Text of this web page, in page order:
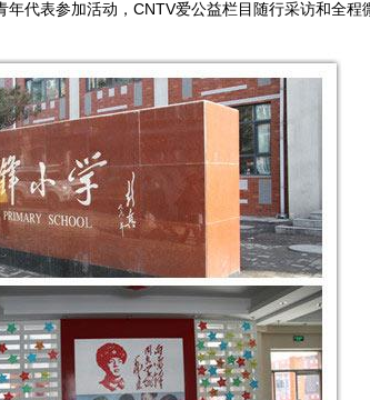
年代表参加活动，CNTV爱公益栏目随行采访和全程